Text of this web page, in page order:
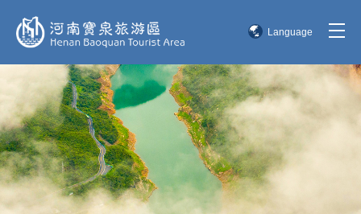
Language
English
한국어
日本語